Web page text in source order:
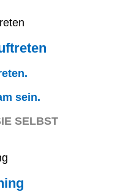
sein.
SELBST